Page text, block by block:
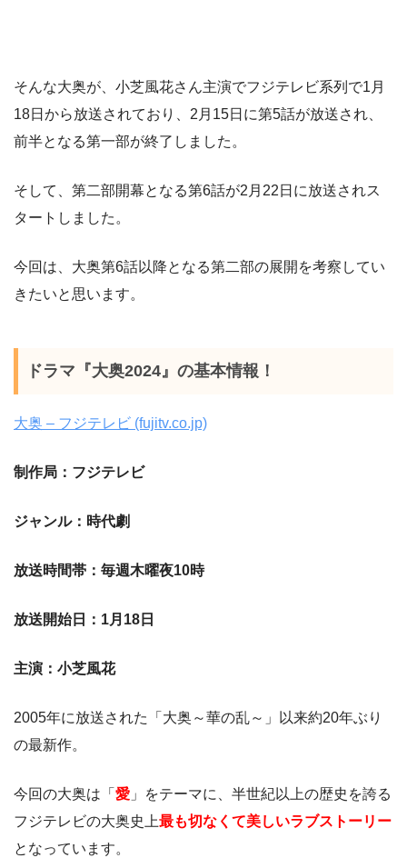
そんな大奥が、小芝風花さん主演でフジテレビ系列で1月
18日から放送されており、2月15日に第5話が放送され、
前半となる第一部が終了しました。
そして、第二部開幕となる第6話が2月22日に放送されス
タートしました。
今回は、大奥第6話以降となる第二部の展開を考察してい
きたいと思います。
ドラマ『大奥2024』の基本情報！
大奥 – フジテレビ (fujitv.co.jp)
制作局：フジテレビ
ジャンル：時代劇
放送時間帯：毎週木曜夜10時
放送開始日：1月18日
主演：小芝風花
2005年に放送された「大奥～華の乱～」以来約20年ぶり
の最新作。
今回の大奥は「 愛 」をテーマに、半世紀以上の歴史を誇る
フジテレビの大奥史上最も切なくて美しいラブストーリー
となっています。